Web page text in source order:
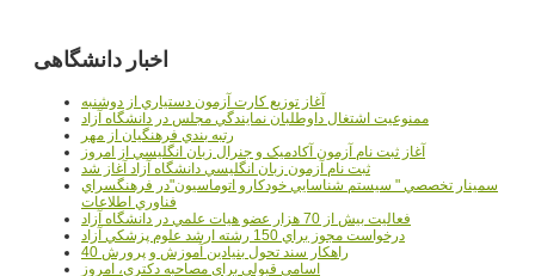
اخبار دانشگاهی
آغاز توزيع کارت آزمون دستياري از دوشنبه
ممنوعيت اشتغال داوطلبان نمايندگي مجلس در دانشگاه آزاد
رتبه بندي فرهنگيان از مهر
آغاز ثبت نام آزمون آکادميک و جنرال زبان انگليسي از امروز
ثبت نام آزمون زبان انگليسي دانشگاه آزاد آغاز شد
سمينار تخصصي " سيستم شناسايي خودکارو اتوماسيون"در فرهنگسراي
فناوري اطلاعات
فعاليت بيش از 70 هزار عضو هيات علمي در دانشگاه آزاد
درخواست مجوز براي 150 رشته ارشد علوم پزشکي آزاد
40 راهکار سند تحول بنيادين آموزش و پرورش
اسامي قبولي براي مصاحبه دکتري، امروز